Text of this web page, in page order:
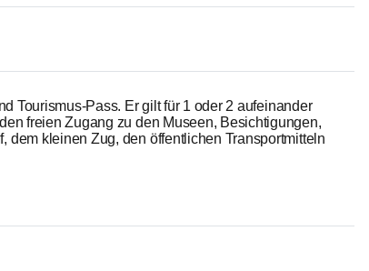
Tourismus-Pass. Er gilt für 1 oder 2 aufeinander
freien Zugang zu den Museen, Besichtigungen,
dem kleinen Zug, den öffentlichen Transportmitteln